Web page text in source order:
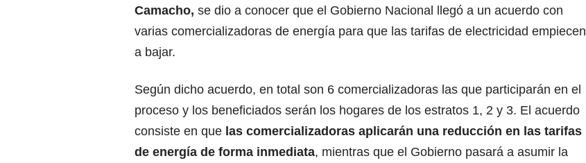
Camacho, se dio a conocer que el Gobierno Nacional llegó a un acuerdo con
varias comercializadoras de energía para que las tarifas de electricidad empiecen
a bajar.
Según dicho acuerdo, en total son 6 comercializadoras las que participarán en el
proceso y los beneficiados serán los hogares de los estratos 1, 2 y 3. El acuerdo
consiste en que las comercializadoras aplicarán una reducción en las tarifas
de energía de forma inmediata, mientras que el Gobierno pasará a asumir la